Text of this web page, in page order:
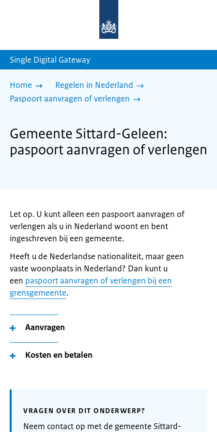
homepage
Single Digital Gateway
Home
Regelen in Nederland
Paspoort aanvragen of verlengen
Gemeente Sittard-Geleen:
paspoort aanvragen of verlengen
Let op. U kunt alleen een paspoort aanvragen of
verlengen als u in Nederland woont en bent
ingeschreven bij een gemeente.
Heeft u de Nederlandse nationaliteit, maar geen
vaste woonplaats in Nederland? Dan kunt u
een paspoort aanvragen of verlengen bij een
grensgemeente.
Aanvragen
Kosten en betalen
VRAGEN OVER DIT ONDERWERP?
Neem contact op met de gemeente Sittard-